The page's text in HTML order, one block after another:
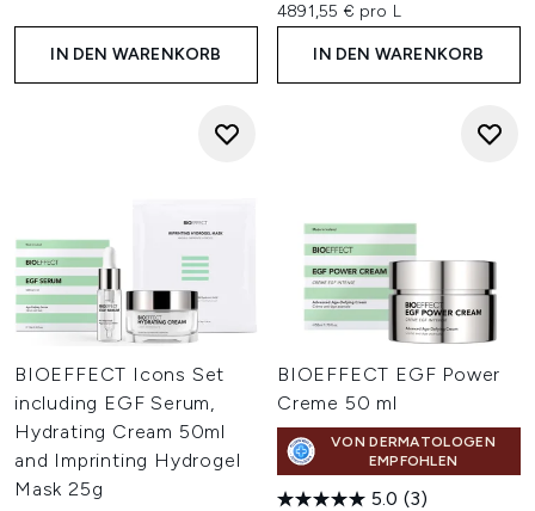
IN DEN WARENKORB
4891,55 € pro L
IN DEN WARENKORB
BIOEFFECT Icons Set
including EGF Serum,
Hydrating Cream 50ml
and Imprinting Hydrogel
Mask 25g
BIOEFFECT EGF Power
Creme 50 ml
VON DERMATOLOGEN
EMPFOHLEN
5.0 (3)